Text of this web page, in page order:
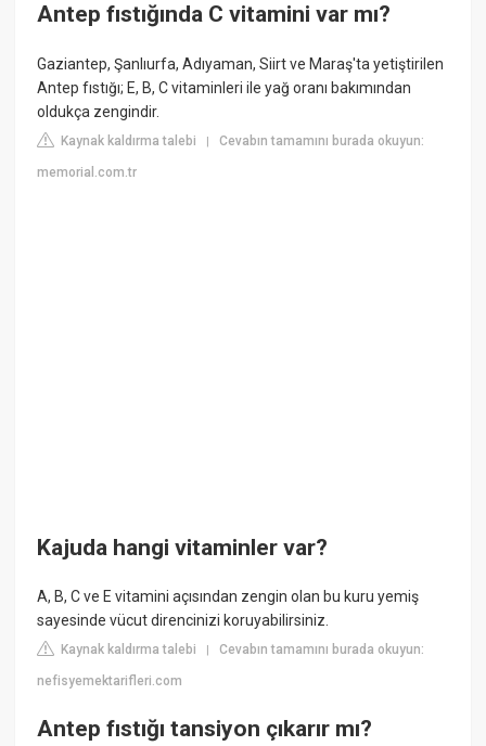
Antep fıstığında C vitamini var mı?
Gaziantep, Şanlıurfa, Adıyaman, Siirt ve Maraş'ta yetiştirilen
Antep fıstığı; E, B, C vitaminleri ile yağ oranı bakımından
oldukça zengindir.
Kaynak kaldırma talebi |Cevabın tamamını burada okuyun:
memorial.com.tr
Kajuda hangi vitaminler var?
A, B, C ve E vitamini açısından zengin olan bu kuru yemiş
sayesinde vücut direncinizi koruyabilirsiniz.
Kaynak kaldırma talebi |Cevabın tamamını burada okuyun:
nefisyemektarifleri.com
Antep fıstığı tansiyon çıkarır mı?